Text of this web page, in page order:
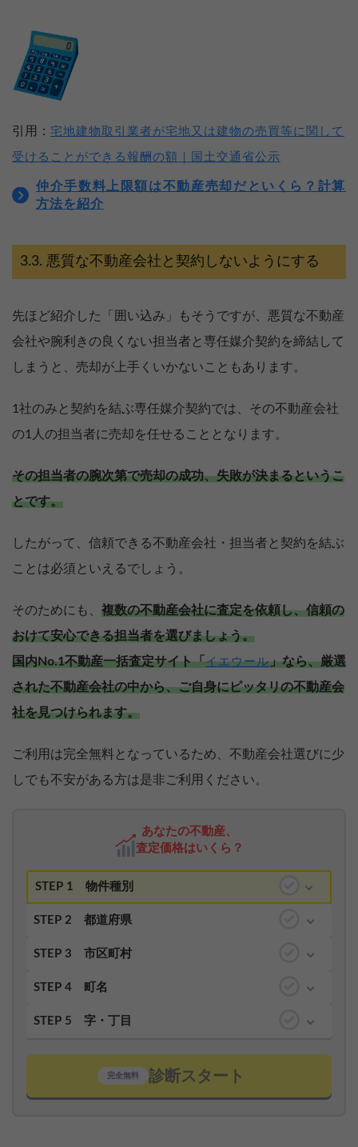
引用： 宅地建物取引業者が宅地又は建物の売買等に関して
受けることができる報酬の額｜国土交通省公示
仲介手数料上限額は不動産売却だといくら？計算
方法を紹介
悪質な不動産会社と契約しないようにする
先ほど紹介した「囲い込み」もそうですが、悪質な不動産
会社や腕利きの良くない担当者と専任媒介契約を締結して
しまうと、売却が上手くいかないこともあります。
1社のみと契約を結ぶ専任媒介契約では、その不動産会社
の1人の担当者に売却を任せることとなります。
その担当者の腕次第で売却の成功、失敗が決まるというこ
とです。
したがって、信頼できる不動産会社・担当者と契約を結ぶ
ことは必須といえるでしょう。
そのためにも、 複数の不動産会社に査定を依頼し、信頼の
おけて安心できる担当者を選びましょう。
国内No.1不動産一括査定サイト「イエウール」なら、厳選
された不動産会社の中から、ご自身にピッタリの不動産会
社を見つけられます。
ご利用は完全無料となっているため、不動産会社選びに少
しでも不安がある方は是非ご利用ください。
あなたの不動産、
査定価格はいくら？
STEP 1 物件種別
STEP 2 都道府県
STEP 3 市区町村
STEP 4 町名
STEP 5 字・丁目
完全無料 診断スタート